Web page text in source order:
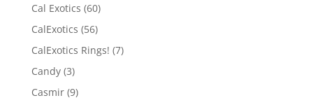
Cal Exotics (60)
CalExotics (56)
CalExotics Rings! (7)
Candy (3)
Casmir (9)